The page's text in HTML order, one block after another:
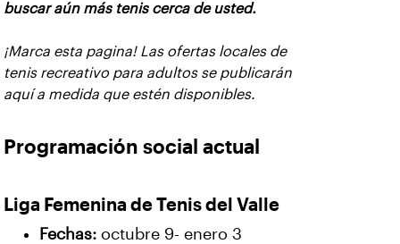
buscar aún más tenis cerca de usted.
¡Marca esta pagina! Las ofertas locales de
tenis recreativo para adultos se publicarán
aquí a medida que estén disponibles.
Programación social actual
Liga Femenina de Tenis del Valle
Fechas: octubre 9- enero 3